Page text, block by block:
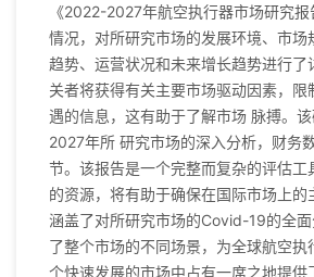
《2022-2027年航空执行器市场研究
情况，对所研究市场的发展环境、市场
趋势、运营状况和未来增长趋势进行了
关者将获得有关主要市场驱动因素，限
遇的信息，这有助于了解市场 脉搏。
2027年所 研究市场的深入分析，财务
节。该报告是一个完整而复杂的评估工
的资源，将有助于确保在国际市场上的
涵盖了对所研究市场的Covid-19的全
了整个市场的不同场景，为全球航空执
个快速发展的市场中占有一席之地提供